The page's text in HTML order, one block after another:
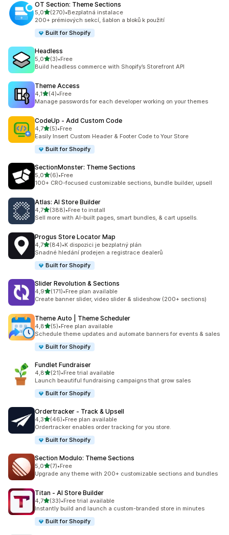
OT Section: Theme Sections
5,0z 5 hvězd
(270)
Celkový počet recenzí: 270
•Bezplatná instalace
200+ prémiových sekcí, šablon a bloků k použití
Built for Shopify
Headless
5,0z 5 hvězd
(3)
Celkový počet recenzí: 3
•Free
Build headless commerce with Shopify’s Storefront API
Theme Access
4,1z 5 hvězd
(4)
Celkový počet recenzí: 4
•Free
Manage passwords for each developer working on your themes
CodeUp ‑ Add Custom Code
4,7z 5 hvězd
(5)
Celkový počet recenzí: 5
•Free
Easily Insert Custom Header & Footer Code to Your Store
Built for Shopify
SectionMonster: Theme Sections
5,0z 5 hvězd
(6)
Celkový počet recenzí: 6
•Free
100+ CRO-focused customizable sections, bundle builder, upsell
Atlas: AI Store Builder
4,7z 5 hvězd
(388)
Celkový počet recenzí: 388
•Free to install
Sell more with AI-built pages, smart bundles, & cart upsells.
Progus Store Locator Map
4,7z 5 hvězd
(84)
Celkový počet recenzí: 84
•K dispozici je bezplatný plán
Snadné hledání prodejen a registrace dealerů
Built for Shopify
Slider Revolution & Sections
4,9z 5 hvězd
(171)
Celkový počet recenzí: 171
•Free plan available
Create banner slider, video slider & slideshow (200+ sections)
Theme Auto | Theme Scheduler
4,8z 5 hvězd
(5)
Celkový počet recenzí: 5
•Free plan available
Schedule theme updates and automate banners for events & sales
Built for Shopify
Fundlet Fundraiser
4,8z 5 hvězd
(21)
Celkový počet recenzí: 21
•Free trial available
Launch beautiful fundraising campaigns that grow sales
Built for Shopify
Ordertracker ‑ Track & Upsell
4,3z 5 hvězd
(46)
Celkový počet recenzí: 46
•Free plan available
Ordertracker enables order tracking for you store.
Built for Shopify
Section Modulo: Theme Sections
5,0z 5 hvězd
(7)
Celkový počet recenzí: 7
•Free
Upgrade any theme with 200+ customizable sections and bundles
Titan ‑ AI Store Builder
4,7z 5 hvězd
(33)
Celkový počet recenzí: 33
•Free trial available
Instantly build and launch a custom-branded store in minutes
Built for Shopify